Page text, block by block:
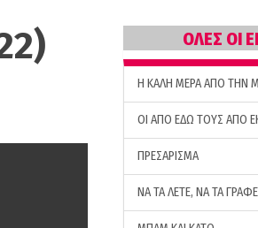
ΟΛΕΣ ΟΙ
H ΚΑΛΗ ΜΕΡΑ ΑΠΟ ΤΗΝ
ΟΙ ΑΠΟ ΕΔΩ ΤΟΥΣ ΑΠΟ
ΠΡΕΣΑΡΙΣΜΑ
ΝΑ ΤΑ ΛΕΤΕ, ΝΑ ΤΑ